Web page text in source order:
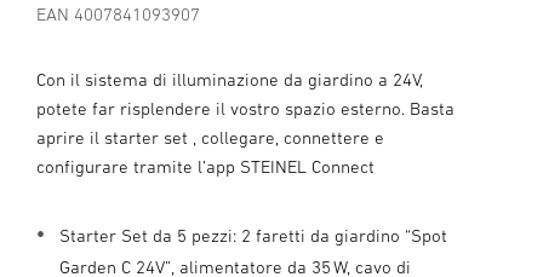
EAN 4007841093907
Con il sistema di illuminazione da giardino a 24V,
potete far risplendere il vostro spazio esterno. Basta
aprire il starter set , collegare, connettere e
configurare tramite l’app STEINEL Connect
Starter Set da 5 pezzi: 2 faretti da giardino “Spot
Garden C 24V”, alimentatore da 35 W, cavo di